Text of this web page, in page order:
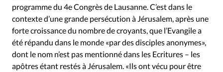
programme du 4e Congrès de Lausanne. C’est dans le
contexte d’une grande persécution à Jérusalem, après une
forte croissance du nombre de croyants, que l’Evangile a
été répandu dans le monde «par des disciples anonymes»,
dont le nom n’est pas mentionné dans les Ecritures – les
apôtres étant restés à Jérusalem. «Ils ont vécu pour être